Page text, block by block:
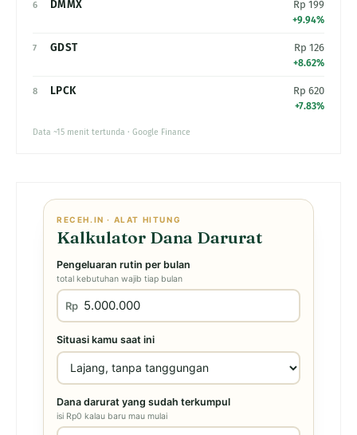
6 DMMX Rp 199
+9.94%
7 GDST Rp 126
+8.62%
8 LPCK Rp 620
+7.83%
Data ~15 menit tertunda · Google Finance
RECEH.IN · ALAT HITUNG
Kalkulator Dana Darurat
Pengeluaran rutin per bulan
total kebutuhan wajib tiap bulan
Rp
Situasi kamu saat ini
Dana darurat yang sudah terkumpul
isi Rp0 kalau baru mau mulai